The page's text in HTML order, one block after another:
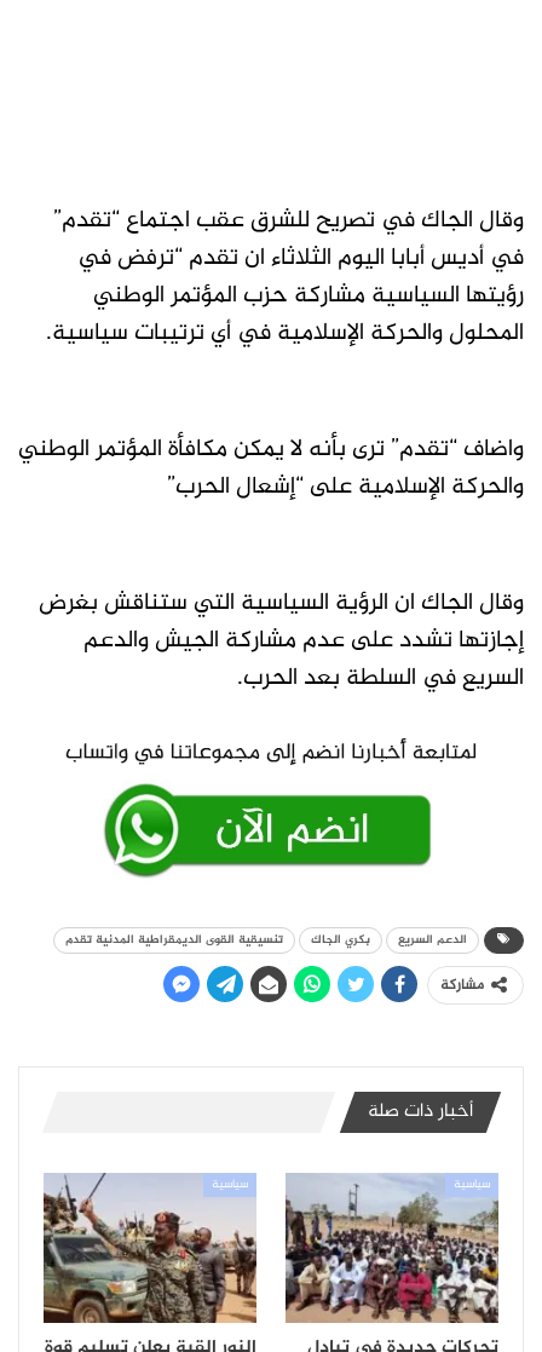
وقال الجاك في تصريح للشرق عقب اجتماع “تقدم”
في أديس أبابا اليوم الثلاثاء ان تقدم “ترفض في
رؤيتها السياسية مشاركة حزب المؤتمر الوطني
المحلول والحركة الإسلامية في أي ترتيبات سياسية.
واضاف “تقدم” ترى بأنه لا يمكن مكافأة المؤتمر الوطني
والحركة الإسلامية على “إشعال الحرب”
وقال الجاك ان الرؤية السياسية التي ستناقش بغرض
إجازتها تشدد على عدم مشاركة الجيش والدعم
السريع في السلطة بعد الحرب.
الدعم السريع بكري الجاك تنسيقية القوى الديمقراطية المدنية تقدم
مشاركة
أخبار ذات صلة
سياسية سياسية